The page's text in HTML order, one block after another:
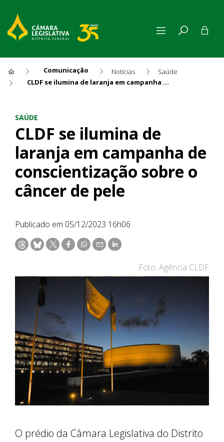
Comunicação Notícias
Saúde
CLDF se ilumina de laranja em campanha de conscientização sobre o câncer de pele
SAÚDE
CLDF se ilumina de
laranja em campanha de
conscientização sobre o
câncer de pele
Publicado em 05/12/2023 16h06
Foto: Agência CLDF
O prédio da Câmara Legislativa do Distrito